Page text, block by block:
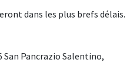
dans les plus brefs délais.
San Pancrazio Salentino,